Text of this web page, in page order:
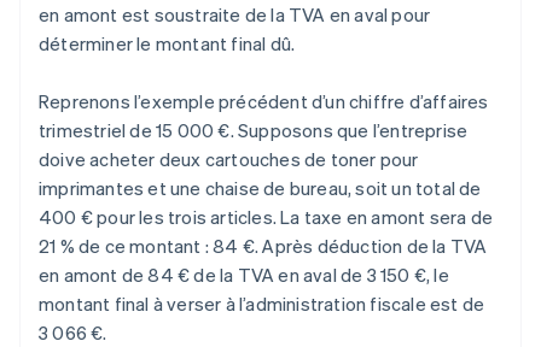
en amont est soustraite de la TVA en aval pour
déterminer le montant final dû.
Reprenons l’exemple précédent d’un chiffre d’affaires
trimestriel de 15 000 €. Supposons que l’entreprise
doive acheter deux cartouches de toner pour
imprimantes et une chaise de bureau, soit un total de
400 € pour les trois articles. La taxe en amont sera de
21 % de ce montant : 84 €. Après déduction de la TVA
en amont de 84 € de la TVA en aval de 3 150 €, le
montant final à verser à l’administration fiscale est de
3 066 €.